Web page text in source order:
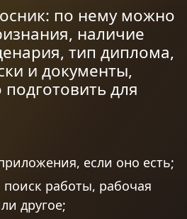
по нему можно
наличие
тип диплома,
и документы,
для
если оно есть;
работы, рабочая
другое;